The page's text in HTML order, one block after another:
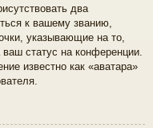
два
к вашему званию,
указывающие на то,
статус на конференции.
известно как «аватара»